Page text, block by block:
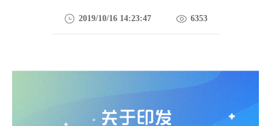
2019/10/16 14:23:47 6353